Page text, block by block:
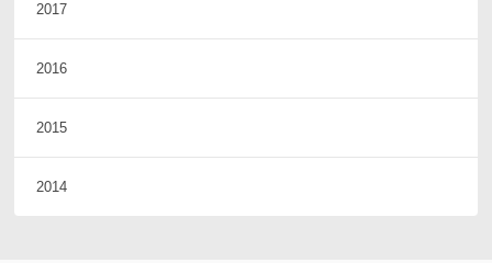
2017
2016
2015
2014